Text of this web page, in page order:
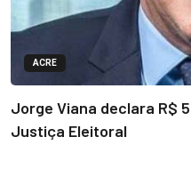
ACRE
Jorge Viana declara R$
Justiça Eleitoral